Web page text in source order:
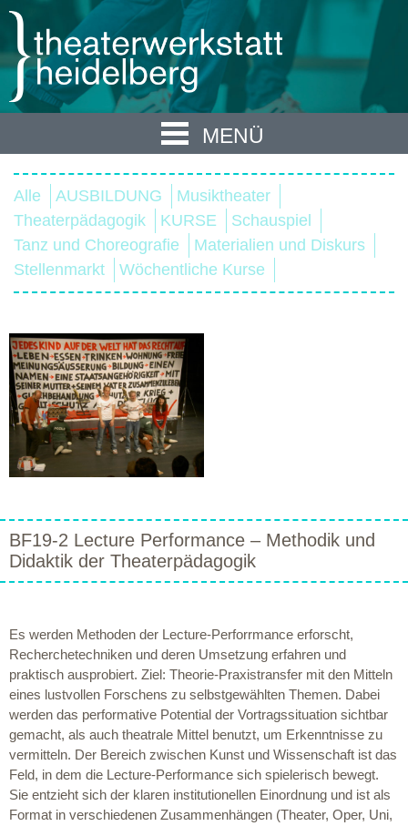
MENÜ
Alle AUSBILDUNG
Musiktheater
Theaterpädagogik
KURSE
Schauspiel
Tanz und Choreografie
Materialien und Diskurs
Stellenmarkt
Wöchentliche Kurse
BF19-2 Lecture Performance – Methodik und
Didaktik der Theaterpädagogik
Es werden Methoden der Lecture-Perforrmance erforscht,
Recherchetechniken und deren Umsetzung erfahren und
praktisch ausprobiert. Ziel: Theorie-Praxistransfer mit den Mitteln
eines lustvollen Forschens zu selbstgewählten Themen. Dabei
werden das performative Potential der Vortragssituation sichtbar
gemacht, als auch theatrale Mittel benutzt, um Erkenntnisse zu
vermitteln. Der Bereich zwischen Kunst und Wissenschaft ist das
Feld, in dem die Lecture-Performance sich spielerisch bewegt.
Sie entzieht sich der klaren institutionellen Einordnung und ist als
Format in verschiedenen Zusammenhängen (Theater, Oper, Uni,